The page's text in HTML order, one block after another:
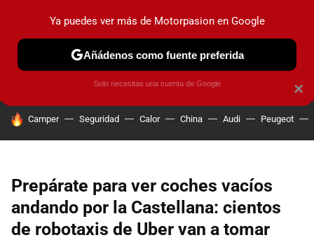
PRUEBAS COCHES ELÉCTRICOS OBSERVATORIO
HOY SE HABLA DE
Camper Seguridad Calor China Audi Peugeot
Prepárate para ver coches vacíos
andando por la Castellana: cientos
de robotaxis de Uber van a tomar
×
Ya puedes ver más de Motorpasion en Google
Añádenos como fuente preferida
Solo necesitas una cuenta de Google